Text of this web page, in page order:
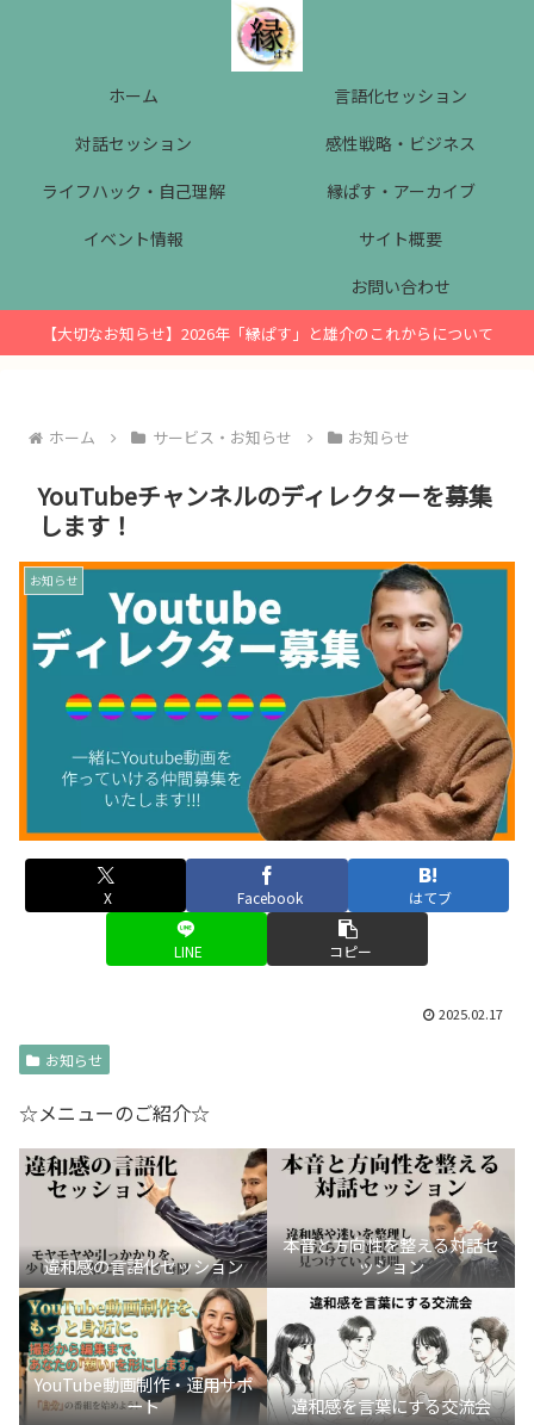
ホーム
言語化セッション
対話セッション
感性戦略・ビジネス
ライフハック・自己理解
縁ぱす・アーカイブ
イベント情報
サイト概要
お問い合わせ
【大切なお知らせ】2026年「縁ぱす」と雄介のこれからについて
ホーム サービス・お知らせ お知らせ
YouTubeチャンネルのディレクターを募集
します！
お知らせ
X Facebook はてブ
LINE コピー
2025.02.17
お知らせ
☆メニューのご紹介☆
違和感の言語化セッション
本音と方向性を整える対話セ
ッション
YouTube動画制作・運用サポ
ート
違和感を言葉にする交流会